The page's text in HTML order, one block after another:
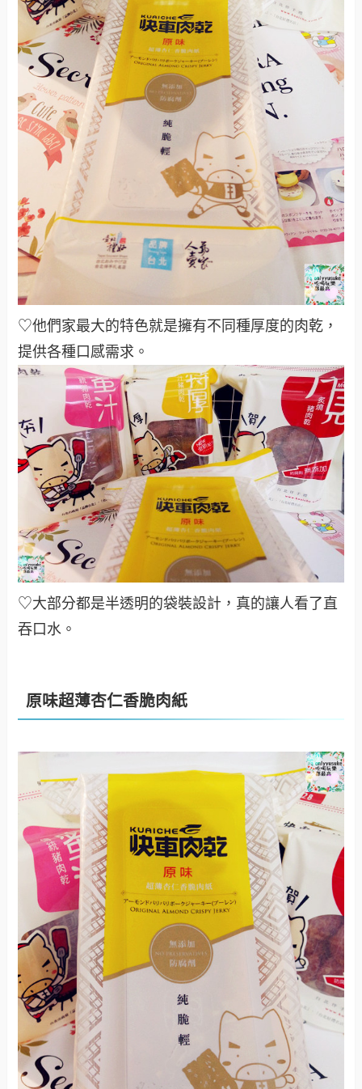
♡他們家最大的特色就是擁有不同種厚度的肉乾，
提供各種口感需求。
♡大部分都是半透明的袋裝設計，真的讓人看了直
吞口水。
原味超薄杏仁香脆肉紙